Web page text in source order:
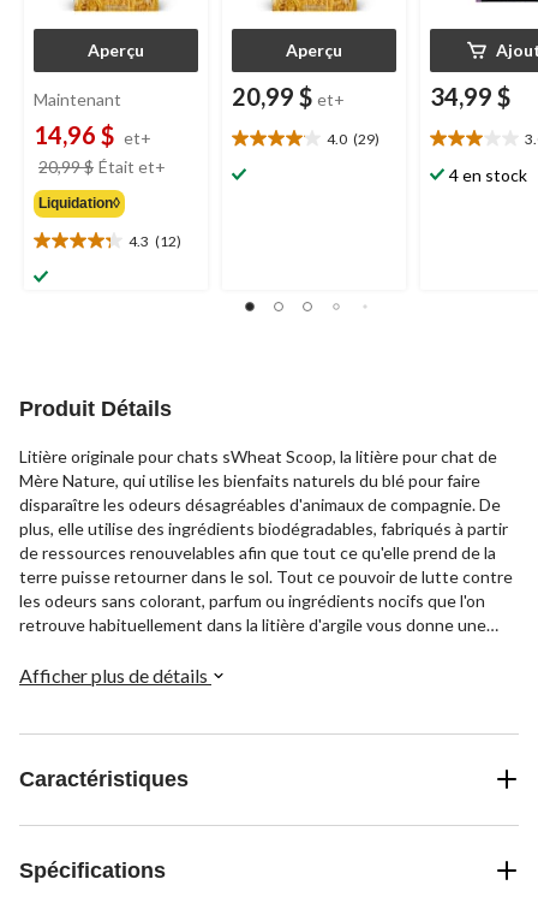
Aperçu
Maintenant
14,96 $ et+
20,99 $ Était et+
partir
Liquidation◊
4.3 (12)
4.3
étoile(s)
Aperçu
20,99 $ et+
4.0 (29)
4.0
étoile(s)
34,99 $
3.0
étoile(s)
4 en stock
Produit Détails
Litière originale pour chats sWheat Scoop, la litière pour chat de
Mère Nature, qui utilise les bienfaits naturels du blé pour faire
disparaître les odeurs désagréables d'animaux de compagnie. De
plus, elle utilise des ingrédients biodégradables, fabriqués à partir
de ressources renouvelables afin que tout ce qu'elle prend de la
terre puisse retourner dans le sol. Tout ce pouvoir de lutte contre
les odeurs sans colorant, parfum ou ingrédients nocifs que l'on
retrouve habituellement dans la litière d'argile vous donne une
pendant plus de 25 ans, la litière pour chat sWheat Scoop est
pour les chats ou les maisons qui n'aiment pas la litière d'argile. De
plus, elle combat les odeurs, s'agglomère rapidement et génère
Afficher plus de détails
Caractéristiques
Spécifications